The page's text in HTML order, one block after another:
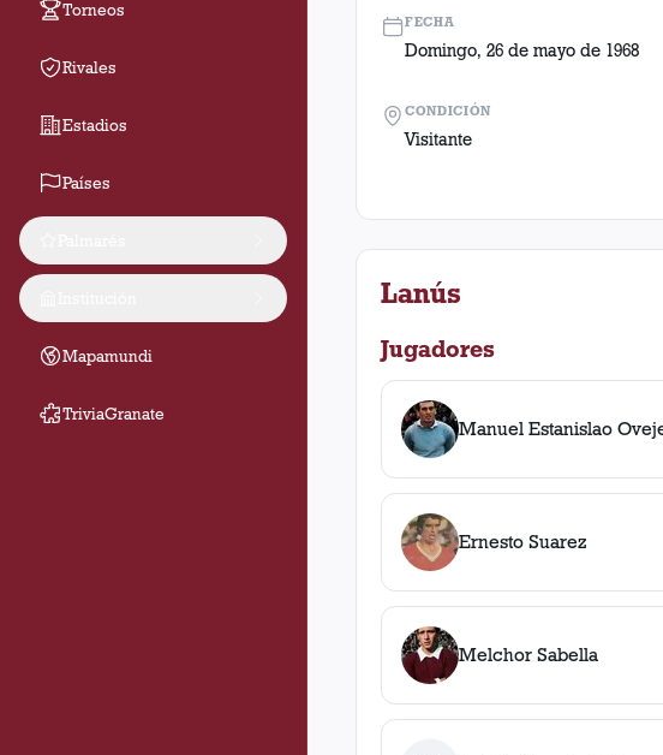
Torneos
Rivales
Estadios
Países
Mapamundi
TriviaGranate
FECHA
Domingo, 26 de mayo de 1968
CONDICIÓN
Visitante
Lanús
Jugadores
Manuel Estanislao
Ernesto Suarez
Melchor Sabella